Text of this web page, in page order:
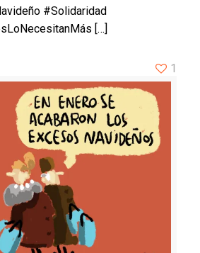
#Solidaridad
[…]
1